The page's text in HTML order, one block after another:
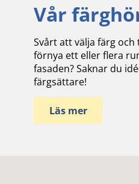
Vår
Svårt att välja färg och
förnya ett eller flera
fasaden? Saknar du
färgsättare!
Läs mer